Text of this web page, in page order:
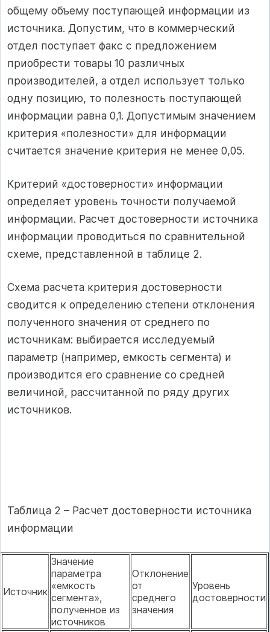
общему объему поступающей информации из
источника. Допустим, что в коммерческий
отдел поступает факс с предложением
приобрести товары 10 различных
производителей, а отдел использует только
одну позицию, то полезность поступающей
информации равна 0,1. Допустимым значением
критерия «полезности» для информации
считается значение критерия не менее 0,05.
Критерий «достоверности» информации
определяет уровень точности получаемой
информации. Расчет достоверности источника
информации проводиться по сравнительной
схеме, представленной в таблице 2.
Схема расчета критерия достоверности
сводится к определению степени отклонения
полученного значения от среднего по
источникам: выбирается исследуемый
параметр (например, емкость сегмента) и
производится его сравнение со средней
величиной, рассчитанной по ряду других
источников.
Таблица 2 – Расчет достоверности источника
информации
Источник
Значение
параметра
«емкость
сегмента»,
полученное из
источников
Отклонение
от
среднего
значения
Уровень
достоверности